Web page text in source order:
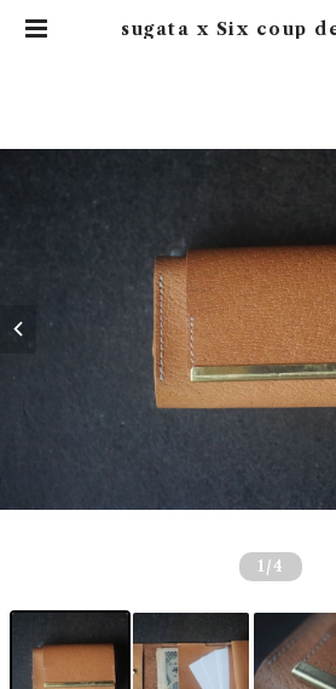
sugata x Six coup
1 /4